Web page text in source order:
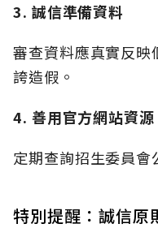
3. 誠信準備資料
審查資料應真實反映
誇造假。
4. 善用官方網站資源
定期查詢招生委員會
特別提醒：誠信原